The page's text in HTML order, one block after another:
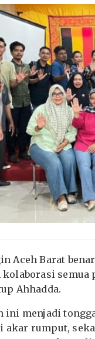
Aceh Barat
kolaborasi
Ahhadda.
ini menjadi
akar rumput,